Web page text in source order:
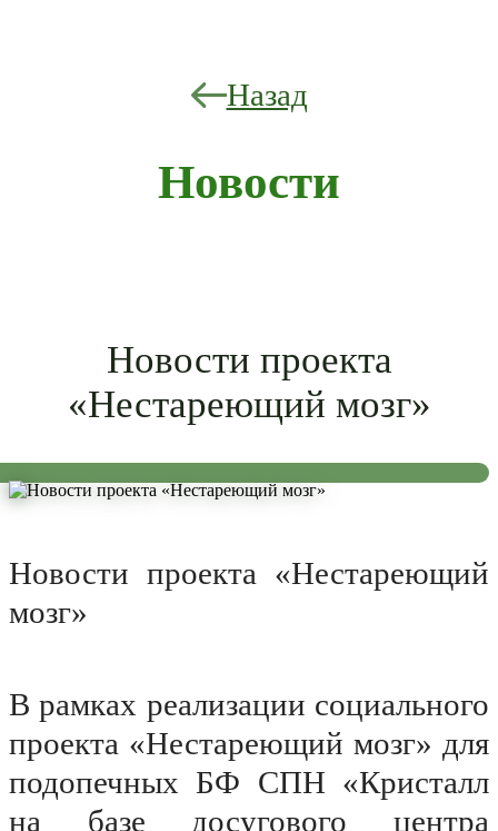
Назад
Новости
Новости проекта
«Нестареющий мозг»
Новости проекта «Нестареющий
мозг»
В рамках реализации социального
проекта «Нестареющий мозг» для
подопечных БФ СПН «Кристалл
на базе досугового центра